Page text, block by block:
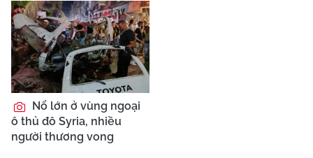
Nổ lớn ở vùng ngoại
ô thủ đô Syria, nhiều
người thương vong